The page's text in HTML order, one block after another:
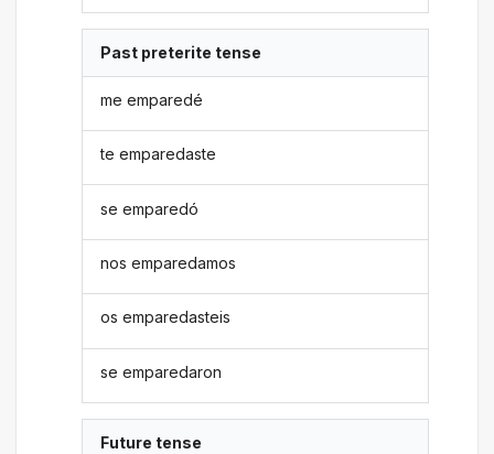
Past preterite tense
me emparedé
te emparedaste
se emparedó
nos emparedamos
os emparedasteis
se emparedaron
Future tense